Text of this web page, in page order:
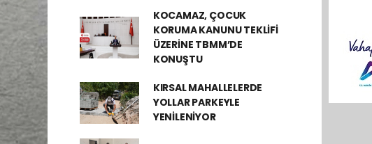
KOCAMAZ, ÇOCUK
KORUMA KANUNU TEKLİFİ
ÜZERİNE TBMM’DE
KONUŞTU
KIRSAL MAHALLELERDE
YOLLAR PARKEYLE
YENİLENİYOR